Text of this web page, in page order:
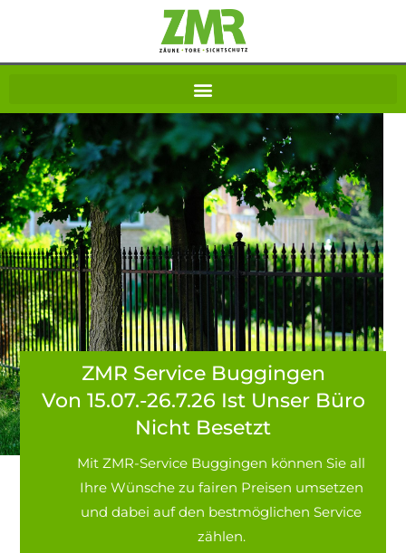
ZMR Service Buggingen
Von 15.07.-26.7.26 Ist Unser Büro
Nicht Besetzt
Mit ZMR-Service Buggingen können Sie all
Ihre Wünsche zu fairen Preisen umsetzen
und dabei auf den bestmöglichen Service
zählen.